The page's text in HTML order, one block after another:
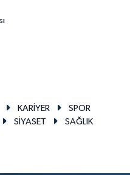
KARİYER
SPOR
SİYASET
SAĞLIK